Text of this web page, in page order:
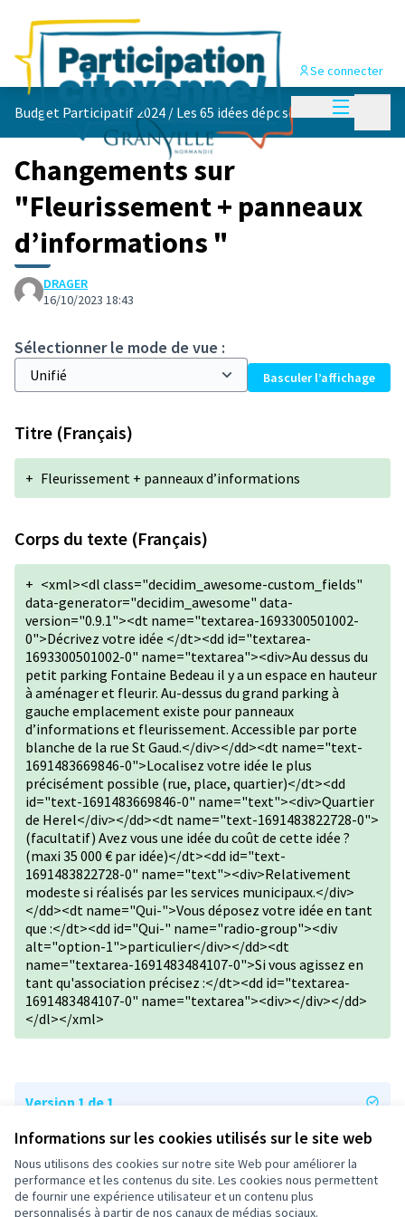
Informations sur les cookies utilisés sur le site web
Nous utilisons des cookies sur notre site Web pour améliorer la
performance et les contenus du site. Les cookies nous permettent
de fournir une expérience utilisateur et un contenu plus
personnalisés à partir de nos canaux de médias sociaux.
Menu
Se connecter
Budget Participatif 2024 / Les 65 idées déposées 💡
Changements sur
"Fleurissement + panneaux
d’informations "
DRAGER
16/10/2023 18:43
Sélectionner le mode de vue :
Basculer l’affichage
Titre (Français)
+ Fleurissement + panneaux d’informations
Corps du texte (Français)
+ <xml><dl class="decidim_awesome-custom_fields"
data-generator="decidim_awesome" data-
version="0.9.1"><dt name="textarea-1693300501002-
0">Décrivez votre idée </dt><dd id="textarea-
1693300501002-0" name="textarea"><div>Au dessus du
petit parking Fontaine Bedeau il y a un espace en hauteur
à aménager et fleurir. Au-dessus du grand parking à
gauche emplacement existe pour panneaux
d’informations et fleurissement. Accessible par porte
blanche de la rue St Gaud.</div></dd><dt name="text-
1691483669846-0">Localisez votre idée le plus
précisément possible (rue, place, quartier)</dt><dd
id="text-1691483669846-0" name="text"><div>Quartier
de Herel</div></dd><dt name="text-1691483822728-0">
(facultatif) Avez vous une idée du coût de cette idée ?
(maxi 35 000 € par idée)</dt><dd id="text-
1691483822728-0" name="text"><div>Relativement
modeste si réalisés par les services municipaux.</div>
</dd><dt name="Qui-">Vous déposez votre idée en tant
que :</dt><dd id="Qui-" name="radio-group"><div
alt="option-1">particulier</div></dd><dt
name="textarea-1691483484107-0">Si vous agissez en
tant qu'association précisez :</dt><dd id="textarea-
1691483484107-0" name="textarea"><div></div></dd>
</dl></xml>
Version 1 de 1
Conditions d'utilisation
Paramètres des cookies
participons-granville.fr sur X
participons-granville.fr sur Facebook
participons-granville.fr sur Instagram